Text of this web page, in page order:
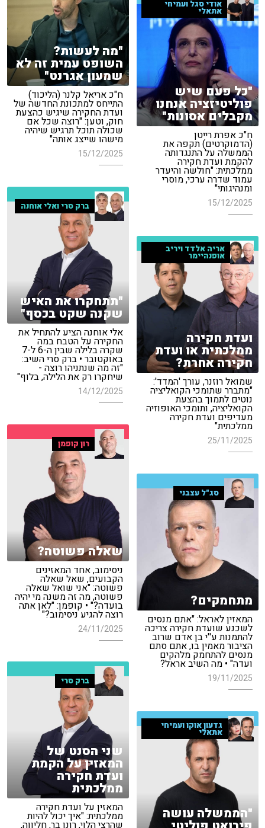
"מה לעשות?
השופט עמית זה לא
שמעון אגרנט"
ח"כ אריאל קלנר (הליכוד)
התייחס למתכונת החדשה של
ועדת החקירה שיגיש כהצעת
חוק, וטען: "רוצה שכל אם
שכולה תוכל תרגיש שיהיה
מישהו שייצג אותה"
15/12/2025
אודי סגל ועמיחי
אתאלי
"כל פעם שיש
פוליטיזציה אנחנו
מקבלים אסונות"
ח"כ אפרת רייטן
(הדמוקרטים) תקפה את
הממשלה על התנגדותה
להקמת ועדת חקירה
ממלכתית: "חולשה והיעדר
עמוד שדרה ערכי, מוסרי
ומנהיגותי"
15/12/2025 ברק סרי ואלי אוחנה
"תתחקרו את האיש
שקנה שקט בכסף"
אלי אוחנה הציע להתחיל את
החקירה על הטבח במה
שקרה בלילה שבין ה-6 ל-7
באוקטובר • ברק סרי השיב:
"זה מה שנתניהו רוצה -
שיחקרו רק את הלילה, בלוף"
14/12/2025
אריה אלדד ויריב
אופנהיימר
ועדת חקירה
ממלכתית או ועדת
חקירה אחרת?
שמואל רוזנר, עורך 'המדד':
"מתברר שתומכי הקואליציה
נוטים לתמוך בהצעת
הקואליציה, ותומכי האופוזיה
מעדיפים ועדת חקירה
ממלכתית"
25/11/2025 רון קופמן
שאלה פשוטה?
ניסימוב, אחד המאזינים
הקבועים, שאל שאלה
פשוטה: "אני שואל שאלה
פשוטה, מה זה משנה מי יהיה
בועדה?" • קופמן: "לאן אתה
רוצה להגיע ניסימוב?"
24/11/2025
סג"ל עצבני
מתחמקים?
המאזין לאראל: "אתם מנסים
לשכנע שועדת חקירה צריכה
להתמנות ע''י בן אדם שרוב
הציבור מאמין בו, אתם סתם
מנסים להתחמק מלהקים
ועדה" • מה השיב אראל?
19/11/2025 ברק סרי
שני הסנט של
המאזין על הקמת
ועדת חקירה
ממלכתית
המאזין על ועדת חקירה
ממלכתית: "איך יכול להיות
גדעון אוקו ועמיחי
אתאלי
"הממשלה עושה